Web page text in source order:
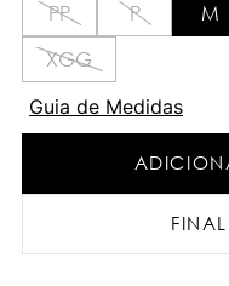
PP P M
XGG
Guia de Medidas